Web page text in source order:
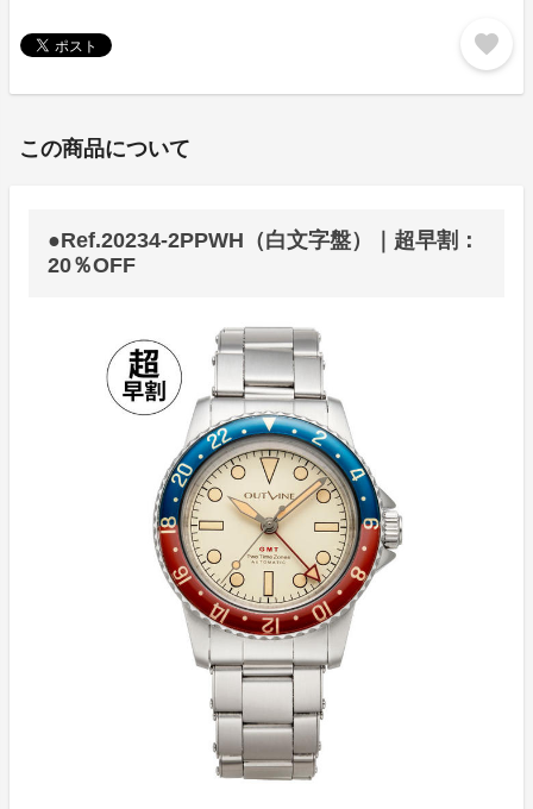
favorite
この商品について
●Ref.20234-2PPWH（白文字盤）｜超早割：
20％OFF